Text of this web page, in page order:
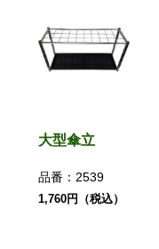
大型傘立
品番： 2539
1,760円（税込）